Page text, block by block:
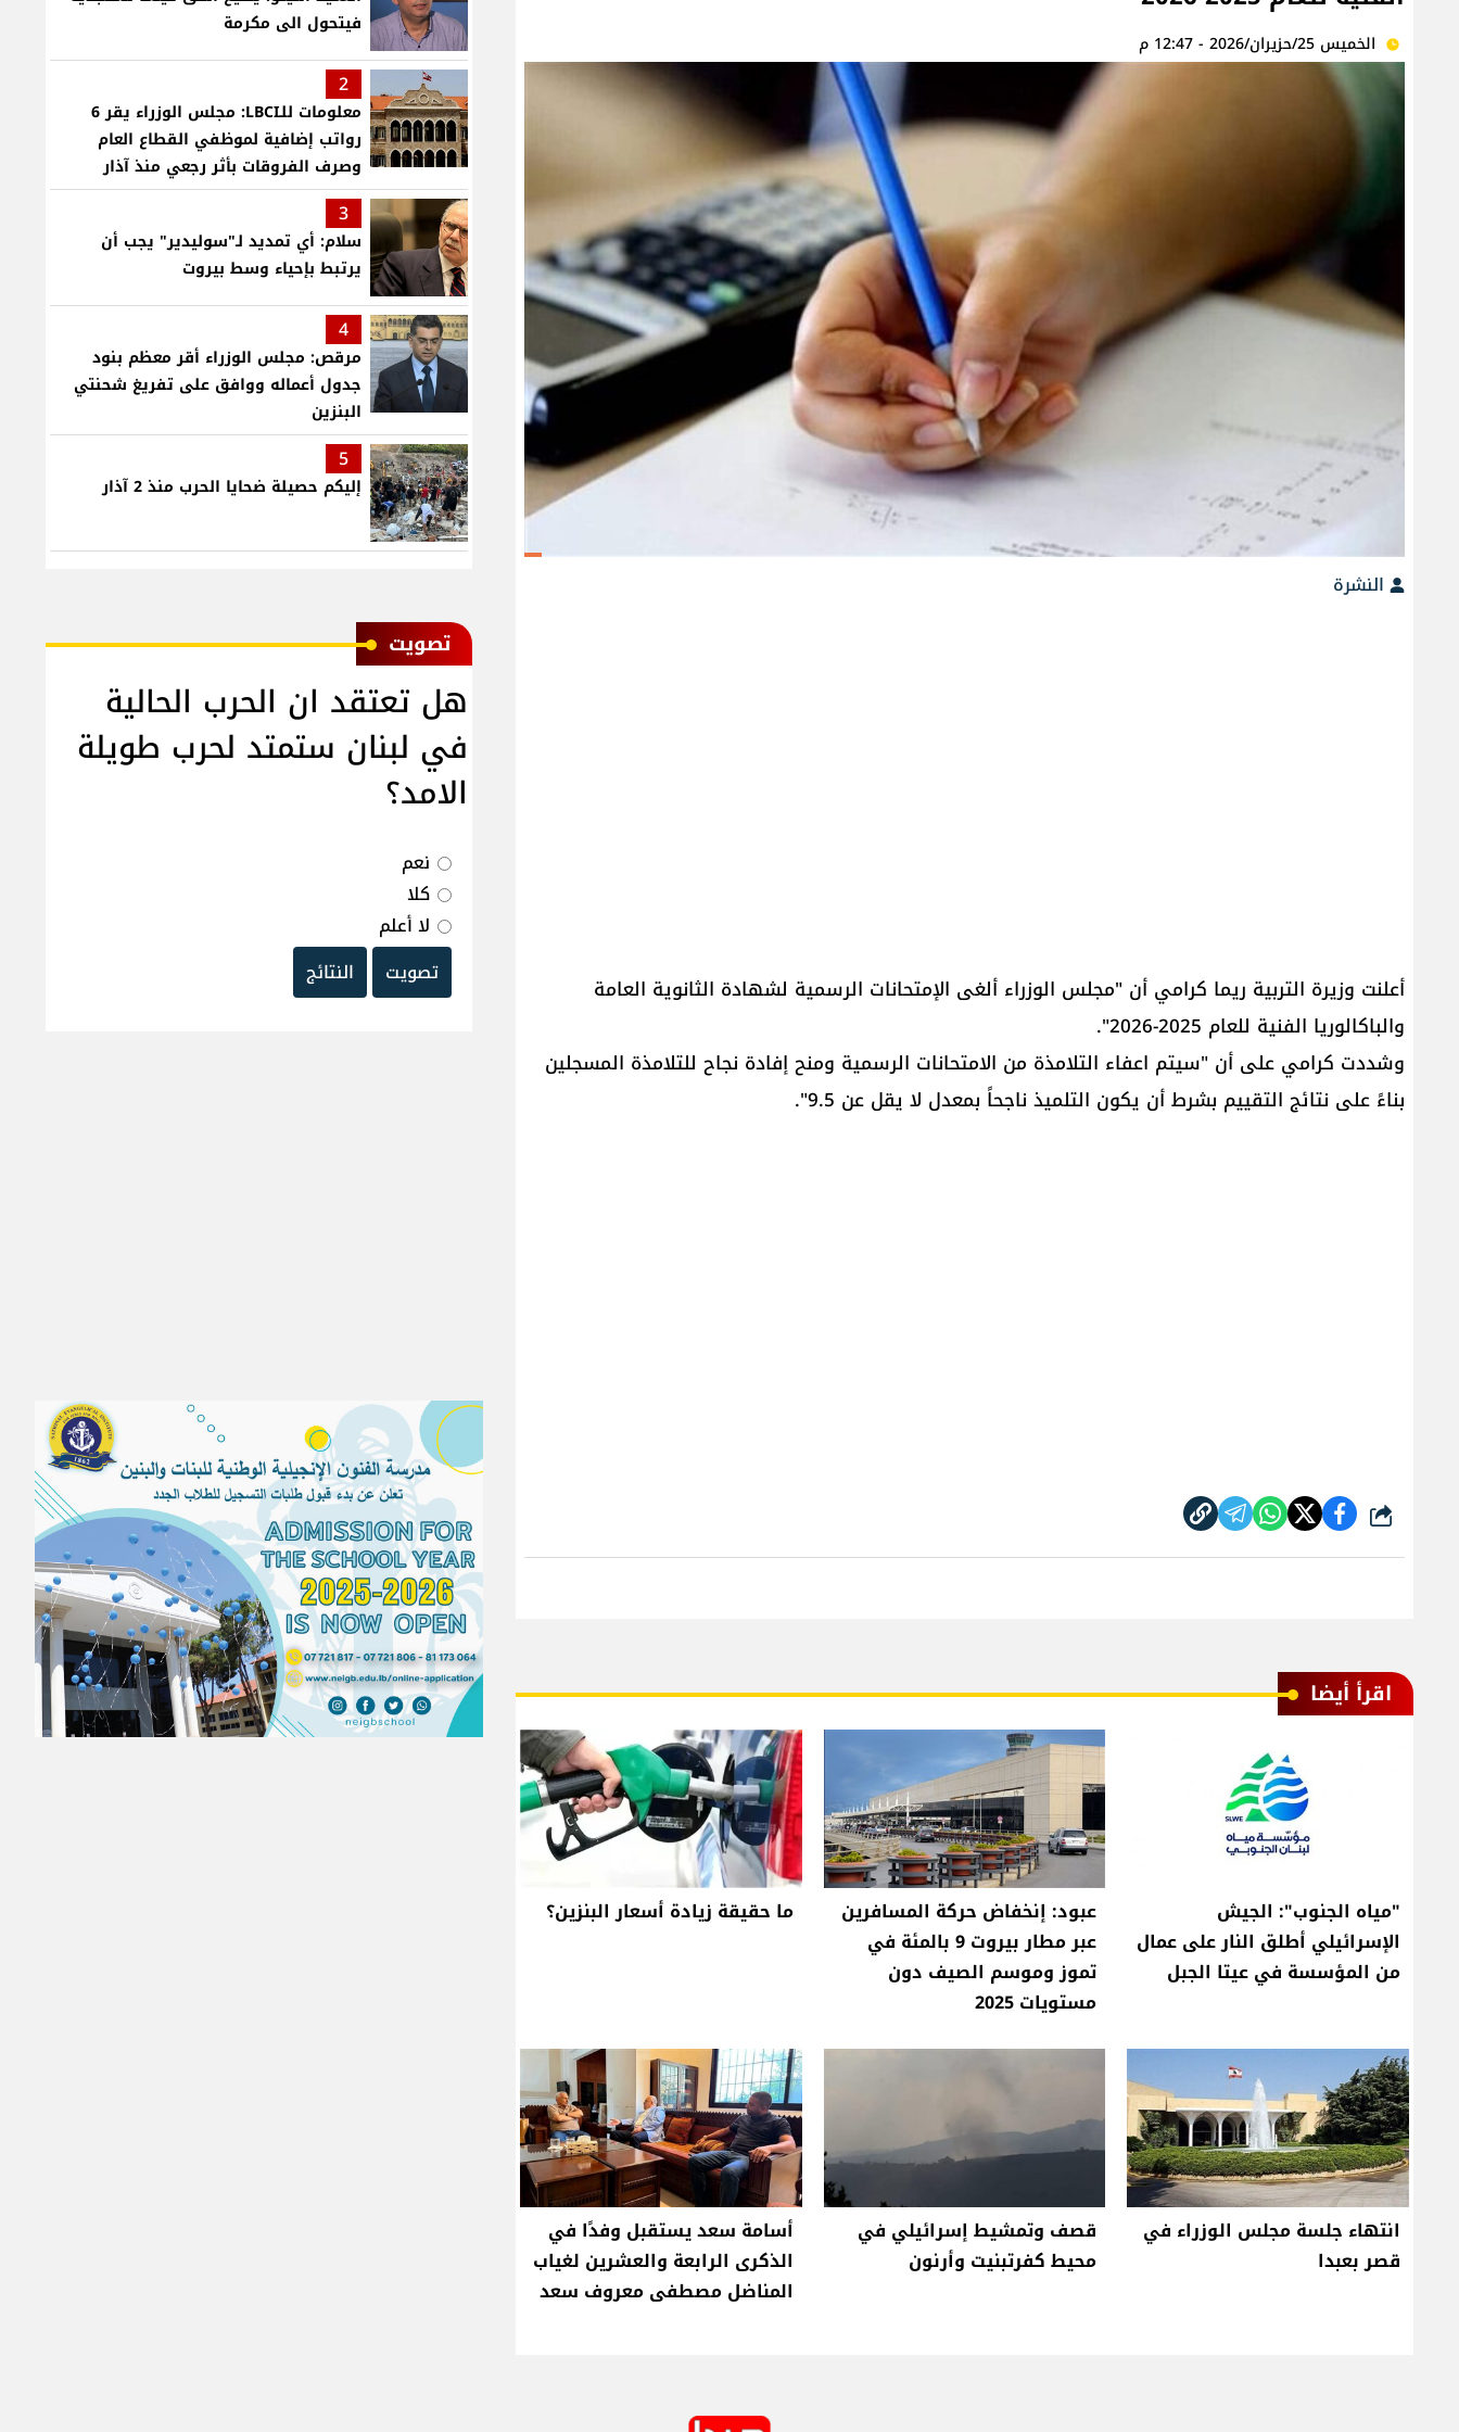
الخميس 25/حزيران/2026 - 12:47 م
النشرة
أعلنت وزيرة التربية ريما كرامي أن "​مجلس الوزراء​ ألغى الإمتحانات الرسمية لشهادة الثانوية العامة
والباكالوريا الفنية للعام 2025-2026".
وشددت كرامي على أن "سيتم اعفاء التلامذة من الامتحانات الرسمية ومنح إفادة نجاح للتلامذة المسجلين
بناءً على نتائج التقييم بشرط أن يكون التلميذ ناجحاً بمعدل لا يقل عن 9.5".
شارك
اقرأ أيضا
"مياه الجنوب": الجيش
الإسرائيلي أطلق النار على عمال
من المؤسسة في عيتا الجبل
عبود: إنخفاض حركة المسافرين
عبر مطار بيروت 9 بالمئة في
تموز وموسم الصيف دون
مستويات 2025
ما حقيقة زيادة أسعار البنزين؟
انتهاء جلسة مجلس الوزراء في
قصر بعبدا
قصف وتمشيط إسرائيلي في
محيط كفرتبنيت وأرنون
أسامة سعد يستقبل وفدًا في
الذكرى الرابعة والعشرين لغياب
المناضل مصطفى معروف سعد
فيتحول الى مكرمة
2
معلومات للـLBCI: مجلس الوزراء يقر 6
رواتب إضافية لموظفي القطاع العام
وصرف الفروقات بأثر رجعي منذ آذار
3
سلام: أي تمديد لـ"سوليدير" يجب أن
يرتبط بإحياء وسط بيروت
4
مرقص: مجلس الوزراء أقر معظم بنود
جدول أعماله ووافق على تفريغ شحنتي
البنزين
5
إليكم حصيلة ضحايا الحرب منذ 2 آذار
ﺗﺼﻮﻳﺖ
هل تعتقد ان الحرب الحالية
في لبنان ستمتد لحرب طويلة
الامد؟
نعم
كلا
لا أعلم
تصويت
النتائج